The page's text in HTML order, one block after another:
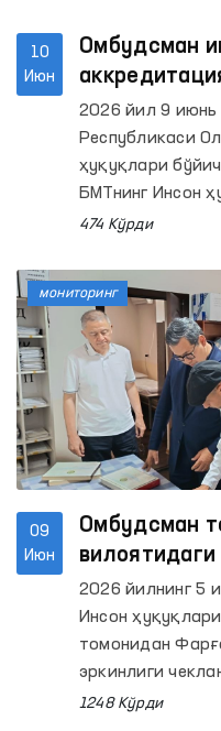
10
Июн
Омбудсман
муҳокама
2026 йил 9 июнь
Республикаси
ҳуқуқлари
БМТнинг Инсон
комиссари
474 Кўрди
09
Июн
Омбудсман
сақлаш
2026 йилнинг 5
Инсон
томонидан
эркинлиги
қатор
1248 Кўрди
мониторинг